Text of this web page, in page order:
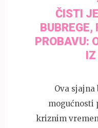
ČISTI
BUBREGE,
PROBAVU:
IZ
Ova
mogućnosti
kriznim